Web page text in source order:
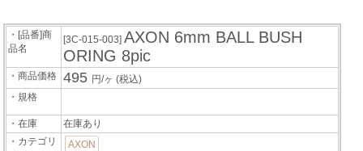
・[品番]商
品名
[3C-015-003]AXON 6mm BALL BUSH
ORING 8pic
・商品価格 495 円/ヶ(税込)
・規格
・在庫
在庫あり
・カテゴリ
AXON